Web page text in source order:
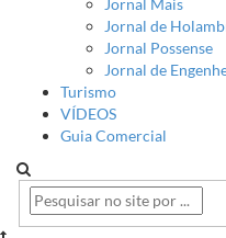
Jornal de
Jornal Possense
Jornal de
Turismo
VÍDEOS
Guia Comercial